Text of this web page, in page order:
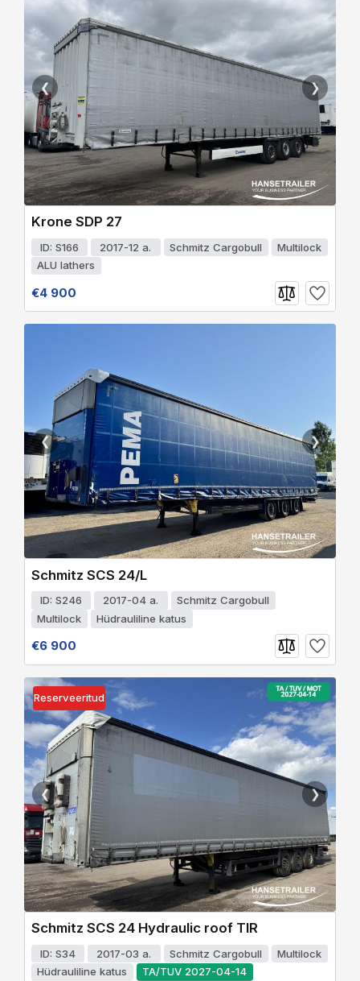
❮ ❯
Krone SDP 27
ID: S166 2017-12 a. Schmitz Cargobull
Multilock
ALU lathers
€4 900
❮ ❯
Schmitz SCS 24/L
ID: S246 2017-04 a.
Schmitz Cargobull
Multilock
Hüdrauliline katus
€6 900
Reserveeritud
❮ ❯
Schmitz SCS 24 Hydraulic roof TIR
ID: S34 2017-03 a. Schmitz Cargobull
Multilock
Hüdrauliline katus
TA/TUV 2027-04-14